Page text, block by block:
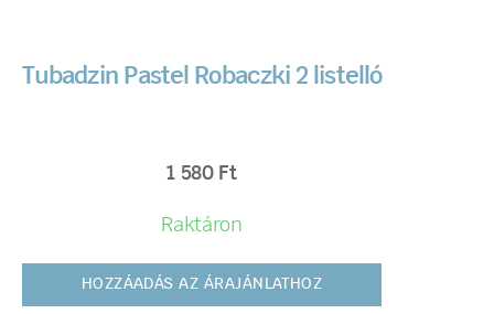
Tubadzin Pastel Robaczki 2 listelló
1 580 Ft
Raktáron
HOZZÁADÁS AZ ÁRAJÁNLATHOZ